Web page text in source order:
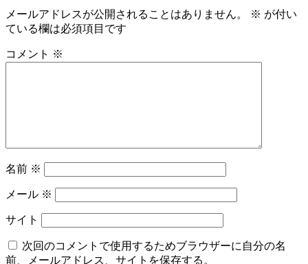
メールアドレスが公開されることはありません。 ※ が付い
ている欄は必須項目です
コメント ※
名前 ※
メール ※
サイト
次回のコメントで使用するためブラウザーに自分の名
前、メールアドレス、サイトを保存する。